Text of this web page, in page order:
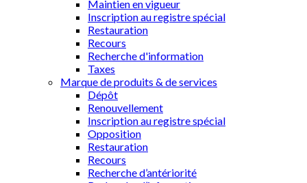
Maintien en vigueur
Inscription au registre spécial
Restauration
Recours
Recherche d'information
Taxes
Marque de produits & de services
Dépôt
Renouvellement
Inscription au registre spécial
Opposition
Restauration
Recours
Recherche d’antériorité